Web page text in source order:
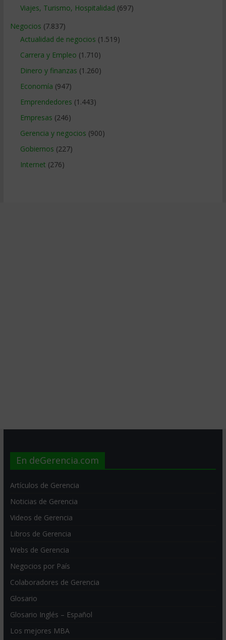
Viajes, Turismo, Hospitalidad (697)
Negocios (7.837)
Actualidad de negocios (1.519)
Carrera y Empleo (1.710)
Dinero y finanzas (1.260)
Economía (947)
Emprendedores (1.443)
Empresas (246)
Gerencia y negocios (900)
Gobiernos (227)
Internet (276)
En deGerencia.com
Artículos de Gerencia
Noticias de Gerencia
Videos de Gerencia
Libros de Gerencia
Webs de Gerencia
Negocios por País
Colaboradores de Gerencia
Glosario
Glosario Inglés – Español
Los mejores MBA